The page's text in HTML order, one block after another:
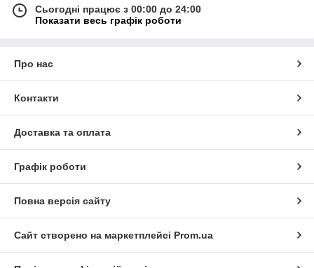
Сьогодні працює з 00:00 до 24:00
Показати весь графік роботи
Про нас
Контакти
Доставка та оплата
Графік роботи
Повна версія сайту
Сайт створено на маркетплейсі Prom.ua